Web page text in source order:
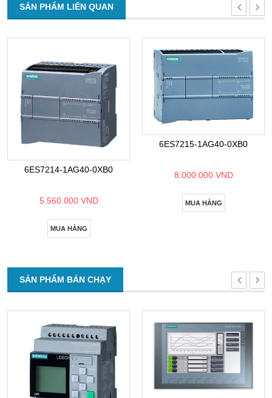
SẢN PHẨM LIÊN QUAN
6ES7214-1AG40-0XB0
5.560.000 VND
MUA HÀNG
6ES7215-1AG40-0XB0
8.000.000 VND
MUA HÀNG
SẢN PHẨM BÁN CHẠY